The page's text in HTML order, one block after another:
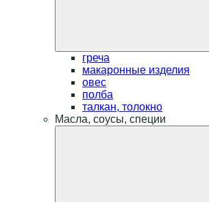
греча
макаронные изделия
овес
полба
талкан, толокно
Масла, соусы, специи